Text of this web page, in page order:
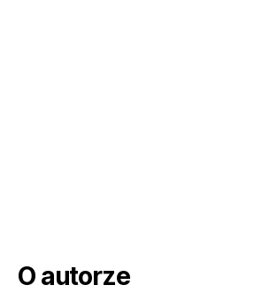
O autorze